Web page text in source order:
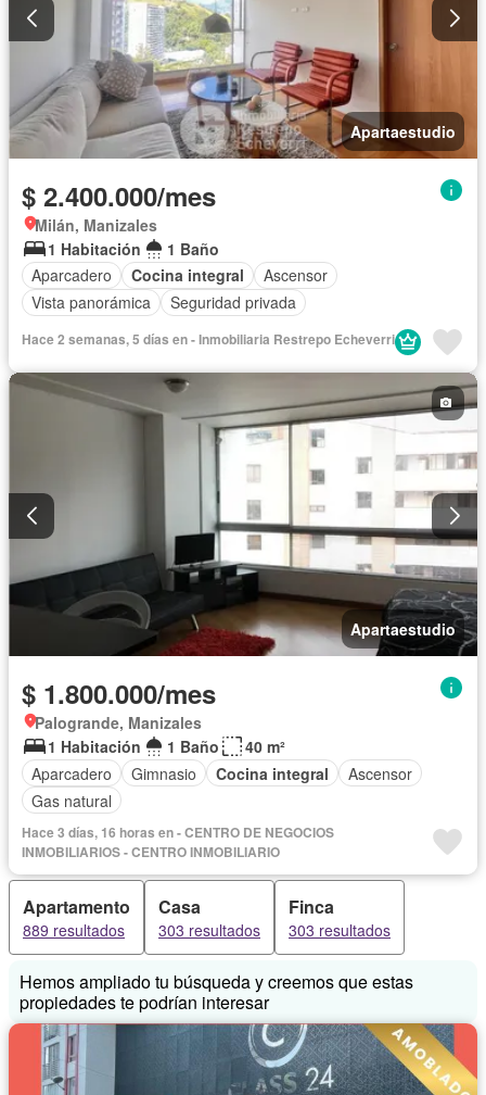
Apartaestudio
$ 2.400.000/mes
Milán, Manizales
1 Habitación
1 Baño
Aparcadero
Cocina integral
Ascensor
Vista panorámica
Seguridad privada
Hace 2 semanas, 5 días en - Inmobiliaria Restrepo Echeverri
Apartaestudio
$ 1.800.000/mes
Palogrande, Manizales
1 Habitación
1 Baño
40 m²
Aparcadero
Gimnasio Cocina integral
Ascensor
Gas natural
Hace 3 días, 16 horas en - CENTRO DE NEGOCIOS
INMOBILIARIOS - CENTRO INMOBILIARIO
Apartamento
889 resultados
Casa
303 resultados
Finca
303 resultados
Hemos ampliado tu búsqueda y creemos que estas
propiedades te podrían interesar